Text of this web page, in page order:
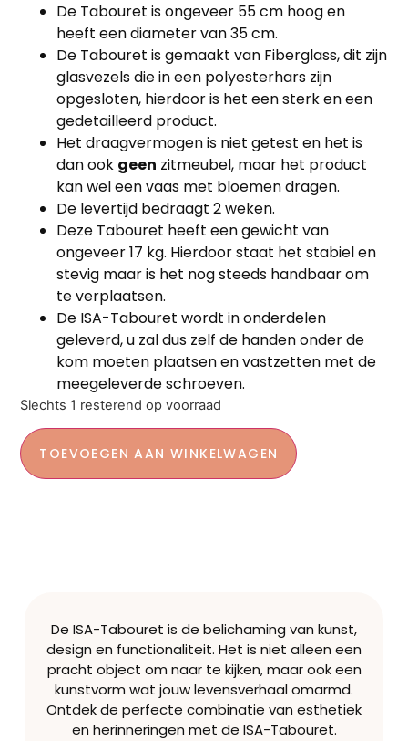
De Tabouret is ongeveer 55 cm hoog en
heeft een diameter van 35 cm.
De Tabouret is gemaakt van Fiberglass, dit zijn
glasvezels die in een polyesterhars zijn
opgesloten, hierdoor is het een sterk en een
gedetailleerd product.
Het draagvermogen is niet getest en het is
dan ook geen zitmeubel, maar het product
kan wel een vaas met bloemen dragen.
De levertijd bedraagt 2 weken.
Deze Tabouret heeft een gewicht van
ongeveer 17 kg. Hierdoor staat het stabiel en
stevig maar is het nog steeds handbaar om
te verplaatsen.
De ISA-Tabouret wordt in onderdelen
geleverd, u zal dus zelf de handen onder de
kom moeten plaatsen en vastzetten met de
meegeleverde schroeven.
Slechts 1 resterend op voorraad
TOEVOEGEN AAN WINKELWAGEN
De ISA-Tabouret is de belichaming van kunst,
design en functionaliteit. Het is niet alleen een
pracht object om naar te kijken, maar ook een
kunstvorm wat jouw levensverhaal omarmd.
Ontdek de perfecte combinatie van esthetiek
en herinneringen met de ISA-Tabouret.